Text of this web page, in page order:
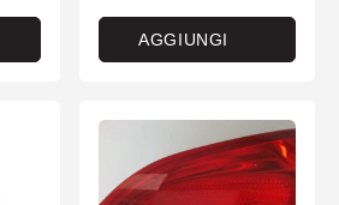
AGGIUNGI